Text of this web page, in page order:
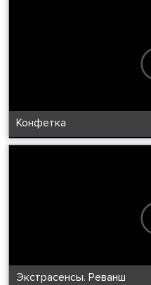
Конфетка
Экстрасенсы. Реванш